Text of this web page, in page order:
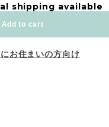
shipping available
Add to cart
お住まいの方向け